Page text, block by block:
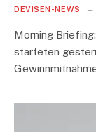
DEVISEN-NEWS
Morning
starteten